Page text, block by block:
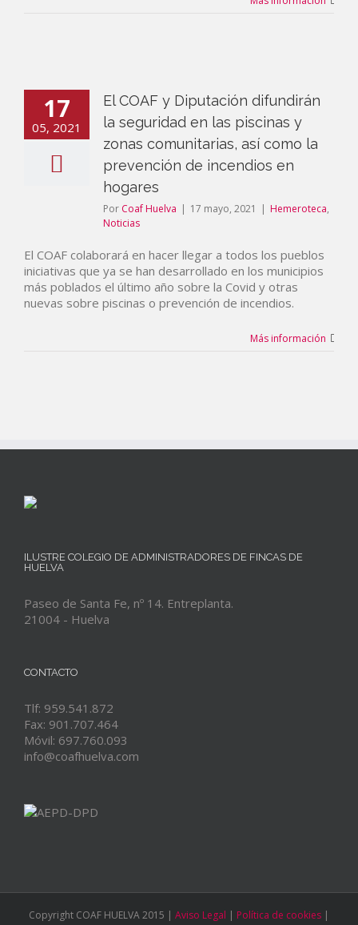
17
05, 2021
El COAF y Diputación difundirán
la seguridad en las piscinas y
zonas comunitarias, así como la
prevención de incendios en
hogares
Por Coaf Huelva | 17 mayo, 2021 | Hemeroteca,
Noticias
El COAF colaborará en hacer llegar a todos los pueblos
iniciativas que ya se han desarrollado en los municipios
más poblados el último año sobre la Covid y otras
nuevas sobre piscinas o prevención de incendios.
Más información
ILUSTRE COLEGIO DE ADMINISTRADORES DE FINCAS DE
HUELVA
Paseo de Santa Fe, nº 14. Entreplanta.
21004 - Huelva
CONTACTO
Tlf: 959.541.872
Fax: 901.707.464
Móvil: 697.760.093
info@coafhuelva.com
Copyright COAF HUELVA 2015 | Aviso Legal | Política de cookies |